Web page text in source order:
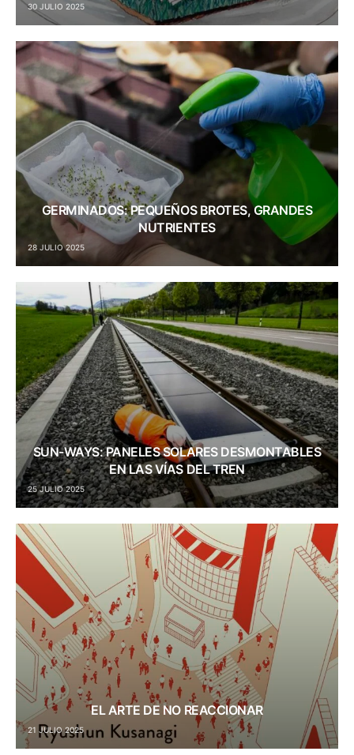
30 JULIO 2025
GERMINADOS: PEQUEÑOS BROTES, GRANDES
NUTRIENTES
28 JULIO 2025
SUN-WAYS: PANELES SOLARES DESMONTABLES
EN LAS VÍAS DEL TREN
25 JULIO 2025
EL ARTE DE NO REACCIONAR
21 JULIO 2025